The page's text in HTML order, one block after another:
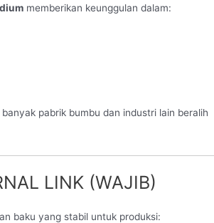
memberikan keunggulan dalam:
pabrik bumbu dan industri lain beralih
LINK (WAJIB)
baku yang stabil untuk produksi: